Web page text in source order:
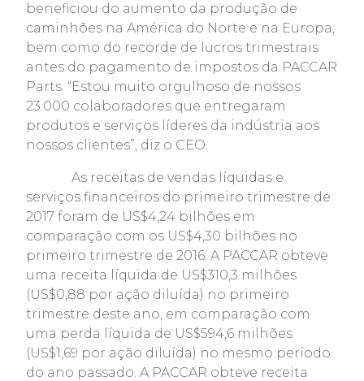
beneficiou do aumento da produção de
caminhões na América do Norte e na Europa,
bem como do recorde de lucros trimestrais
antes do pagamento de impostos da PACCAR
Parts. “Estou muito orgulhoso de nossos
23.000 colaboradores que entregaram
produtos e serviços líderes da indústria aos
nossos clientes”, diz o CEO.
As receitas de vendas líquidas e
serviços financeiros do primeiro trimestre de
2017 foram de US$4,24 bilhões em
comparação com os US$4,30 bilhões no
primeiro trimestre de 2016. A PACCAR obteve
uma receita líquida de US$310,3 milhões
(US$0,88 por ação diluída) no primeiro
trimestre deste ano, em comparação com
uma perda líquida de US$594,6 milhões
(US$1,69 por ação diluída) no mesmo período
do ano passado. A PACCAR obteve receita